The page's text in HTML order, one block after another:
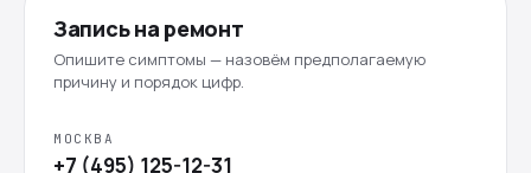
Запись на ремонт
Опишите симптомы — назовём предполагаемую
причину и порядок цифр.
МОСКВА
+7 (495) 125-12-31